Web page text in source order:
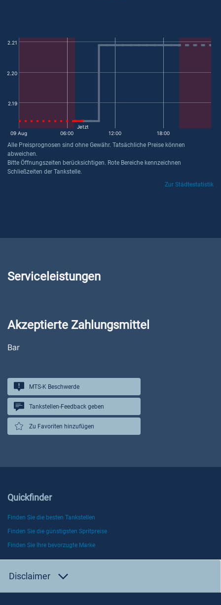
2.19
2.20
2.21
09 Aug 06:00 12:00 18:00
Jetzt
Alle Preisprognosen sind ohne Gewähr. Tatsächliche Preise können
abweichen.
Bitte Öffnungszeiten berücksichtigen. Rote Bereiche kennzeichnen
Schließzeiten der Tankstelle.
Zur Städtestatistik
Serviceleistungen
Akzeptierte Zahlungsmittel
Bar
MTS-K Beschwerde
Tankstellen-Feedback geben
Zu Favoriten hinzufügen
Quickfinder
Finden Sie die besten Tankstellen
Finden Sie die günstigsten Spritpreise
Finden Sie Ihre bevorzugte Marke
Disclaimer